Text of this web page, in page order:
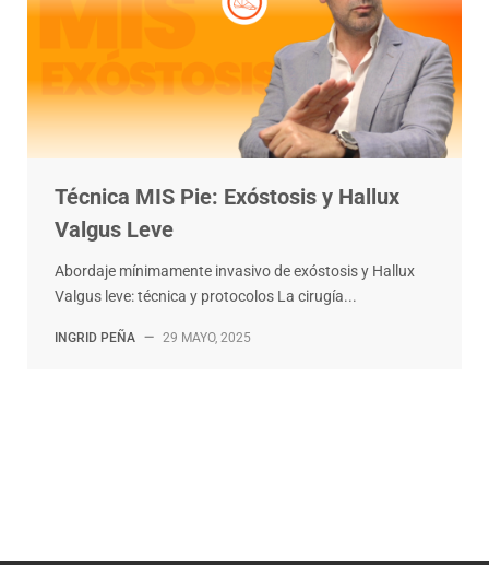
Técnica MIS Pie: Exóstosis y Hallux
Valgus Leve
Abordaje mínimamente invasivo de exóstosis y Hallux
Valgus leve: técnica y protocolos La cirugía...
INGRID PEÑA — 29 MAYO, 2025